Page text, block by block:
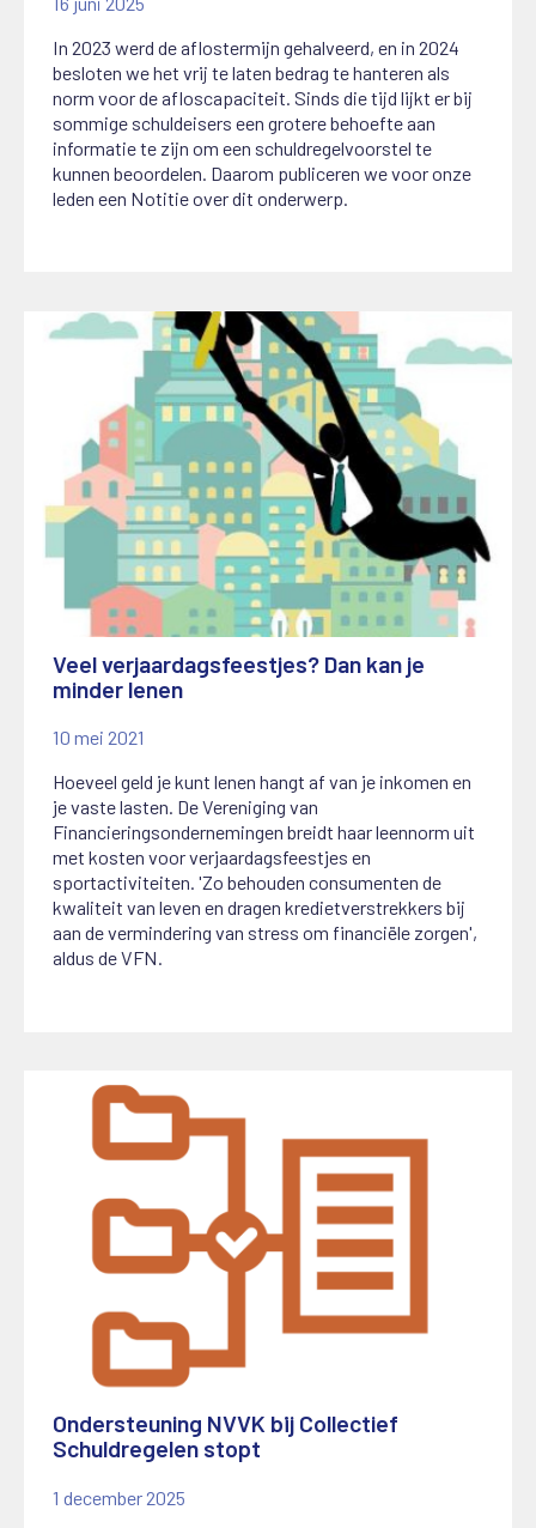
In 2023 werd de aflostermijn gehalveerd, en in 2024
besloten we het vrij te laten bedrag te hanteren als
norm voor de afloscapaciteit. Sinds die tijd lijkt er bij
sommige schuldeisers een grotere behoefte aan
informatie te zijn om een schuldregelvoorstel te
kunnen beoordelen. Daarom publiceren we voor onze
leden een Notitie over dit onderwerp.
Veel verjaardagsfeestjes? Dan kan je
minder lenen
10 mei 2021
Hoeveel geld je kunt lenen hangt af van je inkomen en
je vaste lasten. De Vereniging van
Financieringsondernemingen breidt haar leennorm uit
met kosten voor verjaardagsfeestjes en
sportactiviteiten. 'Zo behouden consumenten de
kwaliteit van leven en dragen kredietverstrekkers bij
aan de vermindering van stress om financiële zorgen',
aldus de VFN.
Ondersteuning NVVK bij Collectief
Schuldregelen stopt
1 december 2025